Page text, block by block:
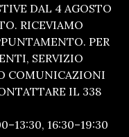
DAL 4 AGOSTO
RICEVIAMO
PER
SERVIZIO
COMUNICAZIONI
IL 338
16:30–19:30